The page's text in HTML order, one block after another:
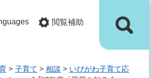
閲覧補助
> 子育て > 相談 > いびがわ子育て応